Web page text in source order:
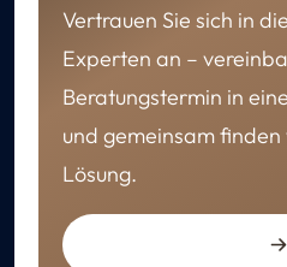
Vertrauen Sie sich in
Experten an –
Beratungstermin in
und gemeinsam
Lösung.